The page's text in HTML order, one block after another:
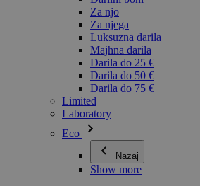
Za njo
Za njega
Luksuzna darila
Majhna darila
Darila do 25 €
Darila do 50 €
Darila do 75 €
Limited
Laboratory
Eco
Nazaj
Show more